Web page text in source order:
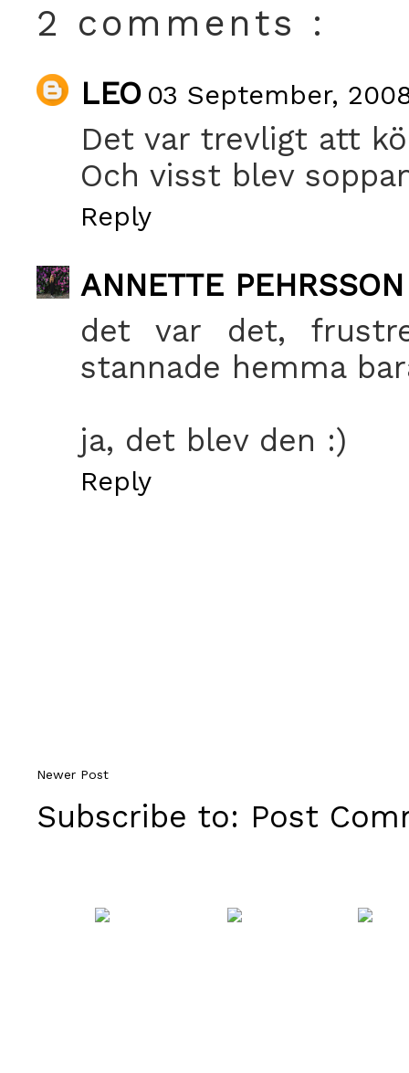
2 comments :
LEO 03 September,
Det var trevligt att
Och visst blev
Reply
ANNETTE PEHRSSON
det var det,
stannade hemma
ja, det blev den :)
Reply
Newer Post
Subscribe to: Post